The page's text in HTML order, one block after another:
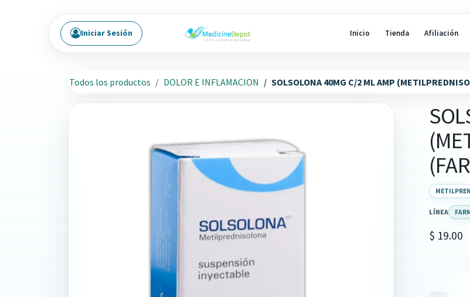
Inicio Tienda Afiliación
Iniciar Sesión
Todos los productos DOLOR E INFLAMACION SOLSOLONA 40MG C/2 ML AMP
LÍNEA
$ 19.00